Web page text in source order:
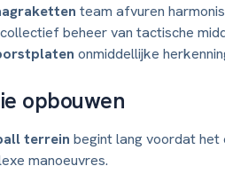
team afvuren
collectief beheer van tactische
onmiddellijke
opbouwen
terrein begint lang voordat
manoeuvres.